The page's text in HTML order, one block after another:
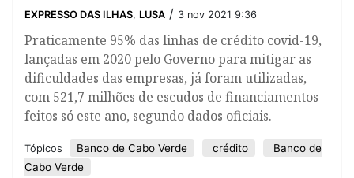
EXPRESSO DAS ILHAS, LUSA / 3 nov 2021 9:36
Praticamente 95% das linhas de crédito covid-19,
lançadas em 2020 pelo Governo para mitigar as
dificuldades das empresas, já foram utilizadas,
com 521,7 milhões de escudos de financiamentos
feitos só este ano, segundo dados oficiais.
Tópicos Banco de Cabo Verde crédito
Banco de
Cabo Verde